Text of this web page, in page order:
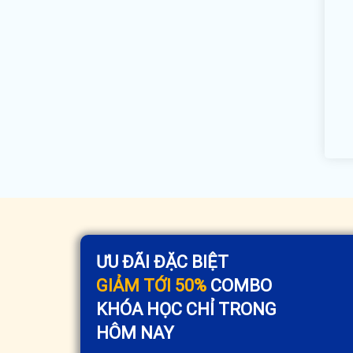
ƯU ĐÃI ĐẶC BIỆT
GIẢM TỚI 50% COMBO
KHÓA HỌC CHỈ TRONG
HÔM NAY